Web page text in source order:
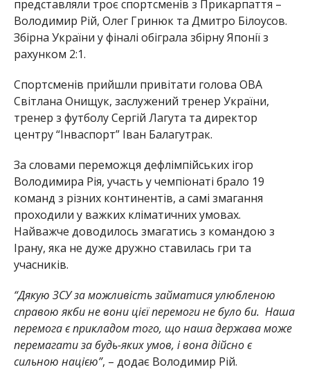
представляли троє спортсменів з Прикарпаття –
Володимир Рій, Олег Гринюк та Дмитро Білоусов.
Збірна України у фіналі обіграла збірну Японії з
рахунком 2:1.
Спортсменів прийшли привітати голова ОВА
Світлана Онищук, заслужений тренер України,
тренер з футболу Сергій Лагута та директор
центру “Інваспорт” Іван Балагутрак.
За словами переможця дефлімпійських ігор
Володимира Рія, участь у чемпіонаті брало 19
команд з різних континентів, а самі змагання
проходили у важких кліматичних умовах.
Найважче доводилось змагатись з командою з
Ірану, яка не дуже дружно ставилась гри та
учасників.
“Дякую ЗСУ за можливість займатися улюбленою
справою якби не вони цієї перемоги не було би. Наша
перемога є прикладом того, що наша держава може
перемагати за будь-яких умов, і вона дійсно є
сильною нацією”, – додає Володимир Рій.